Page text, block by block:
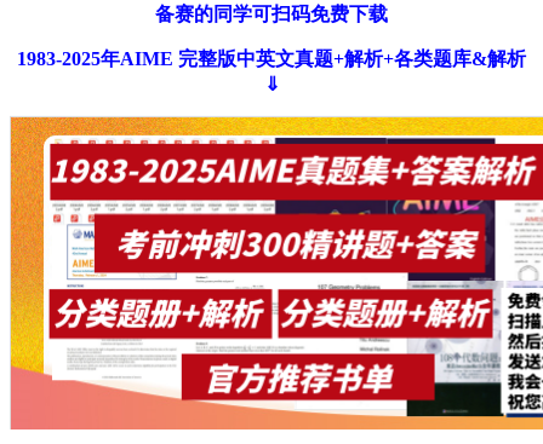
备赛的同学可扫码免费下载
1983-2025年AIME 完整版中英文真题+解析+各类题库&解析
⇓